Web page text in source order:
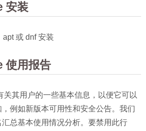
安装
或 dnf 安装
使用报告
关其用户的一些基本信息，以便它可以
例如新版本可用性和安全公告。我们
总基本使用情况分析。要禁用此行